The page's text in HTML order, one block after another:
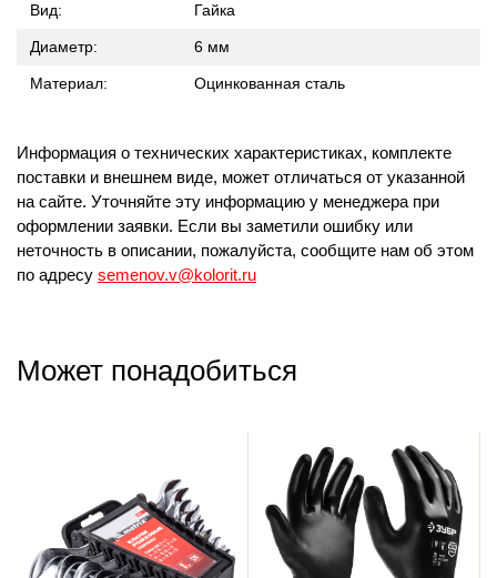
Вид: Гайка
Диаметр: 6 мм
Материал: Оцинкованная сталь
Информация о технических характеристиках, комплекте
поставки и внешнем виде, может отличаться от указанной
на сайте. Уточняйте эту информацию у менеджера при
оформлении заявки. Если вы заметили ошибку или
неточность в описании, пожалуйста, сообщите нам об этом
по адресу semenov.v@kolorit.ru
Может понадобиться